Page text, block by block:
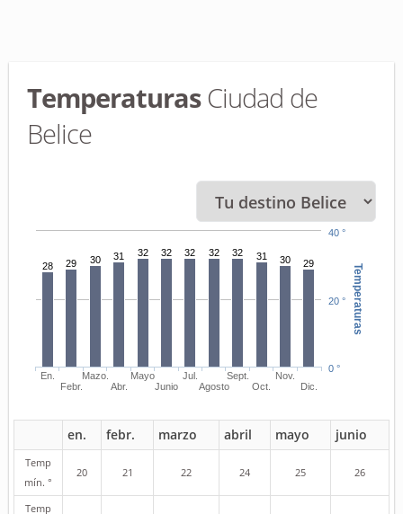
TemperaturasCiudad de
Belice
Temperaturas
28 29 30 31 32 32 32 32 32 31 30 29
En.
Febr.
Mazo.
Abr.
Mayo
Junio
Jul.
Agosto
Sept.
Oct.
Nov.
Dic.
0 °
20 °
40 °
en. febr. marzo abril mayo junio
Temp
mín. °
20 21 22 24 25 26
Temp